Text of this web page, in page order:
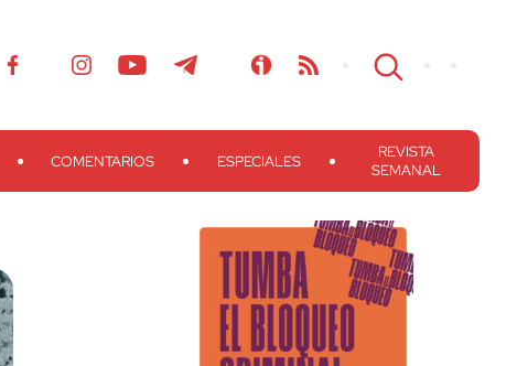
COMENTARIOS ESPECIALES
REVISTA
SEMANAL